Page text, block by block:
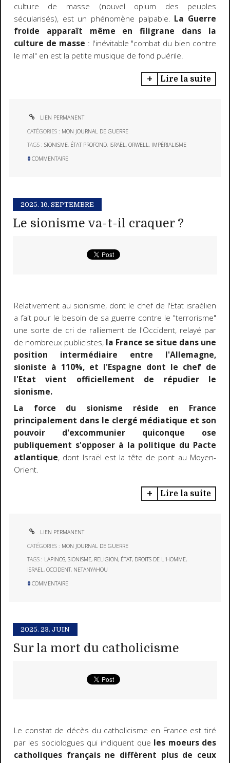
culture de masse (nouvel opium des peuples
sécularisés), est un phénomène palpable. La Guerre
froide apparaît même en filigrane dans la
culture de masse : l'inévitable "combat du bien contre
le mal" en est la petite musique de fond puérile.
Lire la suite
LIEN PERMANENT
CATÉGORIES : MON JOURNAL DE GUERRE
TAGS :SIONISME, ÉTAT PROFOND, ISRAËL,ORWELL, IMPÉRIALISME
0 COMMENTAIRE
2025. 16. SEPTEMBRE
Le sionisme va-t-il craquer ?
Relativement au sionisme, dont le chef de l'Etat israélien
a fait pour le besoin de sa guerre contre le "terrorisme"
une sorte de cri de ralliement de l'Occident, relayé par
de nombreux publicistes,la France se situe dans une
position intermédiaire entre l'Allemagne,
sioniste à 110%, et l'Espagne dont le chef de
l'Etat vient officiellement de répudier le
sionisme.
La force du sionisme réside en France
principalement dans le clergé médiatique et son
pouvoir d'excommunier quiconque ose
publiquement s'opposer à la politique du Pacte
atlantique, dont Israël est la tête de pont au Moyen-
Orient.
Lire la suite
LIEN PERMANENT
CATÉGORIES : MON JOURNAL DE GUERRE
TAGS : LAPINOS,SIONISME, RELIGION, ÉTAT, DROITS DE L'HOMME,
ISRAEL,OCCIDENT, NETANYAHOU
0 COMMENTAIRE
2025. 23. JUIN
Sur la mort du catholicisme
Le constat de décès du catholicisme en France est tiré
par les sociologues qui indiquent que les moeurs des
catholiques français ne diffèrent plus de ceux